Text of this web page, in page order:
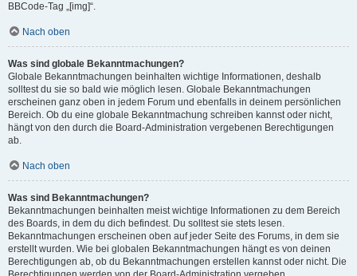
BBCode-Tag „[img]“.
Nach oben
Was sind globale Bekanntmachungen?
Globale Bekanntmachungen beinhalten wichtige Informationen, deshalb
solltest du sie so bald wie möglich lesen. Globale Bekanntmachungen
erscheinen ganz oben in jedem Forum und ebenfalls in deinem persönlichen
Bereich. Ob du eine globale Bekanntmachung schreiben kannst oder nicht,
hängt von den durch die Board-Administration vergebenen Berechtigungen
ab.
Nach oben
Was sind Bekanntmachungen?
Bekanntmachungen beinhalten meist wichtige Informationen zu dem Bereich
des Boards, in dem du dich befindest. Du solltest sie stets lesen.
Bekanntmachungen erscheinen oben auf jeder Seite des Forums, in dem sie
erstellt wurden. Wie bei globalen Bekanntmachungen hängt es von deinen
Berechtigungen ab, ob du Bekanntmachungen erstellen kannst oder nicht. Die